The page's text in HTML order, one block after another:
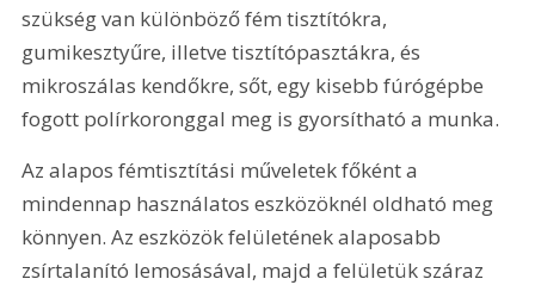
szükség van különböző fém tisztítókra,
gumikesztyűre, illetve tisztítópasztákra, és
mikroszálas kendőkre, sőt, egy kisebb fúrógépbe
fogott polírkoronggal meg is gyorsítható a munka.
Az alapos fémtisztítási műveletek főként a
mindennap használatos eszközöknél oldható meg
könnyen. Az eszközök felületének alaposabb
zsírtalanító lemosásával, majd a felületük száraz